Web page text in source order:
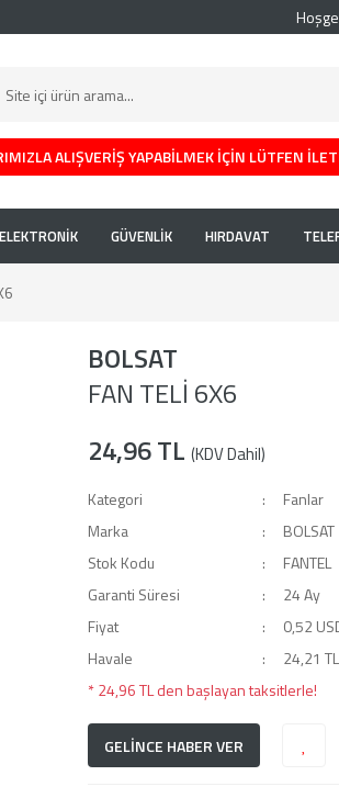
ALIŞVERİŞ YAPABİLMEK İÇİN LÜTFEN
ELEKTRONİK GÜVENLİK HIRDAVAT
BOLSAT
FAN TELİ 6X6
24,96 TL (KDV Dahil)
Kategori
Fanlar
Marka
BOLSAT
Stok Kodu
FANTEL
Garanti Süresi
24 Ay
Fiyat
0,52
Havale
24,21
* 24,96 TL den başlayan taksitlerle!
GELİNCE HABER VER